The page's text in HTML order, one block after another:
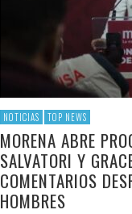
NOTICIAS TOP NEWS
MORENA ABRE
SALVATORI Y
COMENTARIOS
HOMBRES